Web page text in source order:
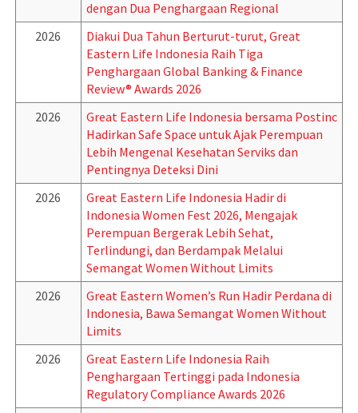
dengan Dua Penghargaan Regional
2026
Diakui Dua Tahun Berturut-turut, Great
Eastern Life Indonesia Raih Tiga
Penghargaan Global Banking & Finance
Review® Awards 2026
2026
Great Eastern Life Indonesia bersama Postinc
Hadirkan Safe Space untuk Ajak Perempuan
Lebih Mengenal Kesehatan Serviks dan
Pentingnya Deteksi Dini
2026
Great Eastern Life Indonesia Hadir di
Indonesia Women Fest 2026, Mengajak
Perempuan Bergerak Lebih Sehat,
Terlindungi, dan Berdampak Melalui
Semangat Women Without Limits
2026
Great Eastern Women’s Run Hadir Perdana di
Indonesia, Bawa Semangat Women Without
Limits
2026
Great Eastern Life Indonesia Raih
Penghargaan Tertinggi pada Indonesia
Regulatory Compliance Awards 2026